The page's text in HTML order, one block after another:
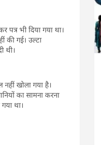
भी दिया गया था।
की गई। उल्टा
थी।
खोला गया है।
का सामना करना
था।